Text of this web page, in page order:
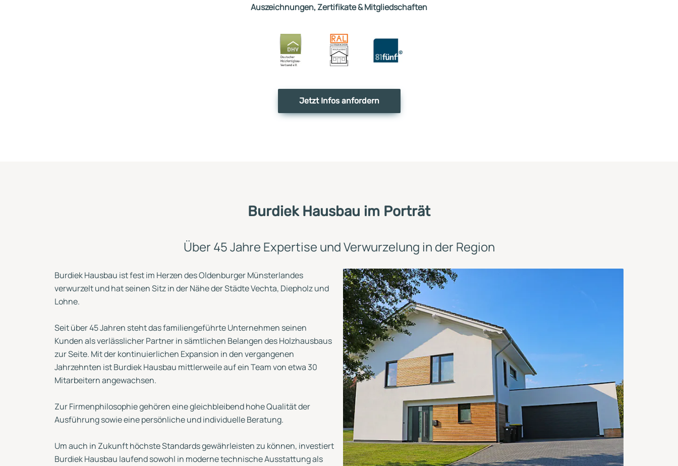
Auszeichnungen, Zertifikate & Mitgliedschaften
Jetzt Infos anfordern
Burdiek Hausbau im Porträt
Über 45 Jahre Expertise und Verwurzelung in der Region
Burdiek Hausbau ist fest im Herzen des Oldenburger Münsterlandes
verwurzelt und hat seinen Sitz in der Nähe der Städte Vechta, Diepholz und
Lohne.
Seit über 45 Jahren steht das familiengeführte Unternehmen seinen
Kunden als verlässlicher Partner in sämtlichen Belangen des Holzhausbaus
zur Seite. Mit der kontinuierlichen Expansion in den vergangenen
Jahrzehnten ist Burdiek Hausbau mittlerweile auf ein Team von etwa 30
Mitarbeitern angewachsen.
Zur Firmenphilosophie gehören eine gleichbleibend hohe Qualität der
Ausführung sowie eine persönliche und individuelle Beratung.
Um auch in Zukunft höchste Standards gewährleisten zu können, investiert
Burdiek Hausbau laufend sowohl in moderne technische Ausstattung als